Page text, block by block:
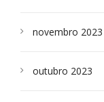
novembro 2023
outubro 2023